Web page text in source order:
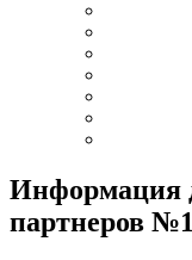
Информация
партнеров